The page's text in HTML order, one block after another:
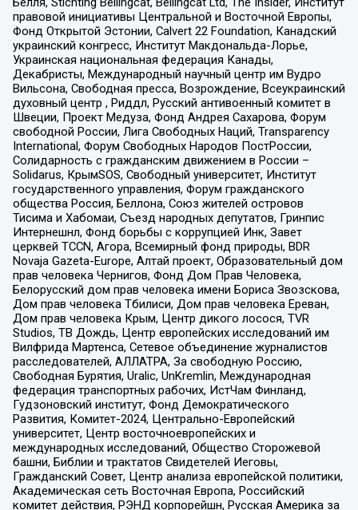
правовой инициативы Центральной и Восточной Европы,
Фонд Открытой Эстонии, Calvert 22 Foundation, Канадский
украинский конгресс, Институт Макдональда-Лорье,
Украинская национальная федерация Канады,
Декабристы, Международный научный центр им Вудро
Вильсона, Свободная пресса, Возрождение, Всеукраинский
духовный центр , Риддл, Русский антивоенный комитет в
Швеции, Проект Медуза, Фонд Андрея Сахарова, Форум
свободной России, Лига Свободных Наций, Transparеncy
International, Форум Свободных Народов ПостРоссии,
Солидарность с гражданским движением в России –
Solidarus, КрымSOS, Свободный университет, Институт
государственного управления, Форум гражданского
общества Россия, Беллона, Союз жителей островов
Тисима и Хабомаи, Съезд народных депутатов, Гринпис
Интернешнл, Фонд борьбы с коррупцией Инк, Завет
церквей TCCN, Агора, Всемирный фонд природы, BDR
Novaja Gazeta-Europe, Алтай проект, Образовательный дом
прав человека Чернигов, Фонд Дом Прав Человека,
Белорусский дом прав человека имени Бориса Звозскова,
Дом прав человека Тбилиси, Дом прав человека Ереван,
Дом прав человека Крым, Центр дикого лосося, TVR
Studios, ТВ Дождь, Центр европейских исследований им
Вилфрида Мартенса, Сетевое объединение журналистов
расследователей, АЛЛАТРА, За свободную Россию,
Свободная Бурятия, Uralic, UnKremlin, Международная
федерация транспортных рабочих, ИстЧам Финланд,
Гудзоновский институт, Фонд Демократического
Развития, Комитет-2024, Центрально-Европейский
университет, Центр восточноевропейских и
международных исследований, Общество Сторожевой
башни, Библии и трактатов Свидетелей Иеговы,
Гражданский Совет, Центр анализа европейской политики,
Академическая сеть Восточная Европа, Российский
комитет действия, РЭНД корпорейшн, Русская Америка за